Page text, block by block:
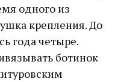
одного из
крепления. До
года четыре.
ботинок